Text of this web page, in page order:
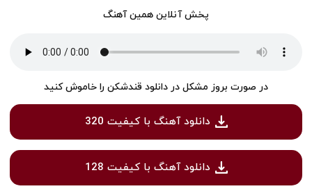
پخش آنلاین همین آهنگ
در صورت بروز مشکل در دانلود قندشکن را خاموش کنید
دانلود آهنگ با کیفیت 320
دانلود آهنگ با کیفیت 128